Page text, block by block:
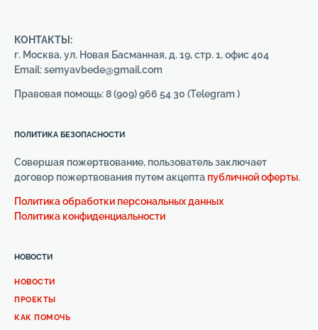
КОНТАКТЫ:
г. Москва, ул. Новая Басманная, д. 19, стр. 1, офис 404
Email: semyavbede@gmail.com
Правовая помощь: 8 (909) 966 54 30 (Telegram )
НОВОСТИ
НОВОСТИ
ПРОЕКТЫ
КАК ПОМОЧЬ
ПОЛИТИКА БЕЗОПАСНОСТИ
Совершая пожертвование, пользователь заключает
договор пожертвования путем акцепта публичной оферты.
Политика обработки персональных данных
Политика конфиденциальности